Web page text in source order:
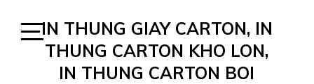
Open
Sidebar
IN THUNG GIAY CARTON, IN
THUNG CARTON KHO LON,
IN THUNG CARTON BOI